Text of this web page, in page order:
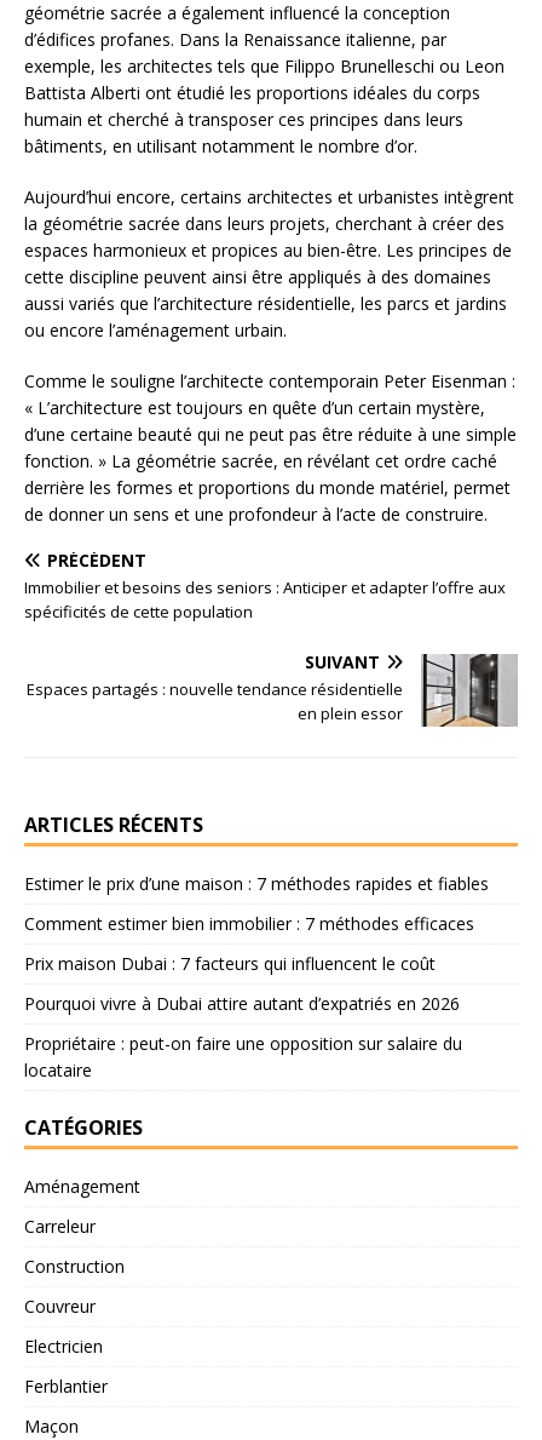
géométrie sacrée a également influencé la conception
d’édifices profanes. Dans la Renaissance italienne, par
exemple, les architectes tels que Filippo Brunelleschi ou Leon
Battista Alberti ont étudié les proportions idéales du corps
humain et cherché à transposer ces principes dans leurs
bâtiments, en utilisant notamment le nombre d’or.
Aujourd’hui encore, certains architectes et urbanistes intègrent
la géométrie sacrée dans leurs projets, cherchant à créer des
espaces harmonieux et propices au bien-être. Les principes de
cette discipline peuvent ainsi être appliqués à des domaines
aussi variés que l’architecture résidentielle, les parcs et jardins
ou encore l’aménagement urbain.
Comme le souligne l’architecte contemporain Peter Eisenman :
« L’architecture est toujours en quête d’un certain mystère,
d’une certaine beauté qui ne peut pas être réduite à une simple
fonction. » La géométrie sacrée, en révélant cet ordre caché
derrière les formes et proportions du monde matériel, permet
de donner un sens et une profondeur à l’acte de construire.
PRÉCÉDENT
Immobilier et besoins des seniors : Anticiper et adapter l’offre aux
spécificités de cette population
SUIVANT
Espaces partagés : nouvelle tendance résidentielle
en plein essor
ARTICLES RÉCENTS
Estimer le prix d’une maison : 7 méthodes rapides et fiables
Comment estimer bien immobilier : 7 méthodes efficaces
Prix maison Dubai : 7 facteurs qui influencent le coût
Pourquoi vivre à Dubai attire autant d’expatriés en 2026
Propriétaire : peut-on faire une opposition sur salaire du
locataire
CATÉGORIES
Aménagement
Carreleur
Construction
Couvreur
Electricien
Ferblantier
Maçon